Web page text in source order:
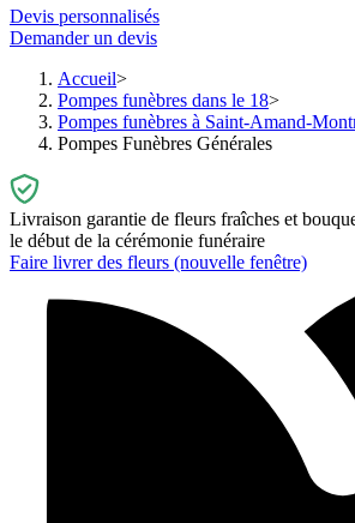
Devis personnalisés
Demander un devis
Accueil
Pompes funèbres dans le 18
Pompes funèbres à Saint-Amand-
Pompes Funèbres Générales
Livraison garantie de fleurs fraîches et
le début de la cérémonie funéraire
Faire livrer des fleurs (nouvelle fenêtre)